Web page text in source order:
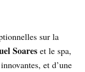
sur la
Soares et le spa,
et d’une